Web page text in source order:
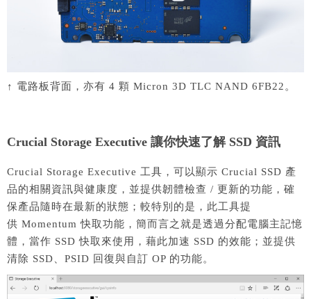
↑ 電路板背面，亦有 4 顆 Micron 3D TLC NAND 6FB22。
Crucial Storage Executive 讓你快速了解 SSD 資訊
Crucial Storage Executive 工具，可以顯示 Crucial SSD 產
品的相關資訊與健康度，並提供韌體檢查 / 更新的功能，確
保產品隨時在最新的狀態；較特別的是，此工具提
供 Momentum 快取功能，簡而言之就是透過分配電腦主記憶
體，當作 SSD 快取來使用，藉此加速 SSD 的效能；並提供
清除 SSD、PSID 回復與自訂 OP 的功能。